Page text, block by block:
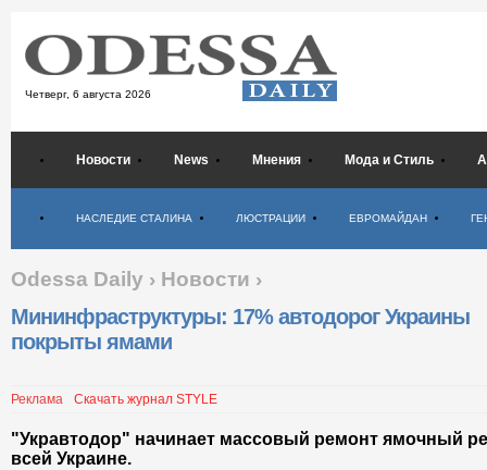
Четверг, 6 августа 2026
Новости News Мнения Мода и Стиль
НАСЛЕДИЕ СТАЛИНА ЛЮСТРАЦИИ ЕВРОМАЙДАН
Odessa Daily › Новости ›
Мининфраструктуры: 17% автодорог Украины
покрыты ямами
Реклама Скачать журнал STYLE
"Укравтодор" начинает массовый ремонт ямочный
всей Украине.